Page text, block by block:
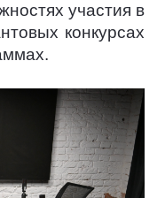
участия в
конкурсах